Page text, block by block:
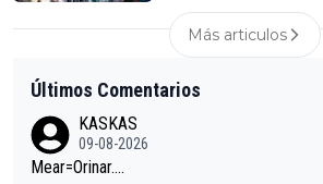
Más articulos
Últimos Comentarios
KASKAS
09-08-2026
Mear=Orinar….